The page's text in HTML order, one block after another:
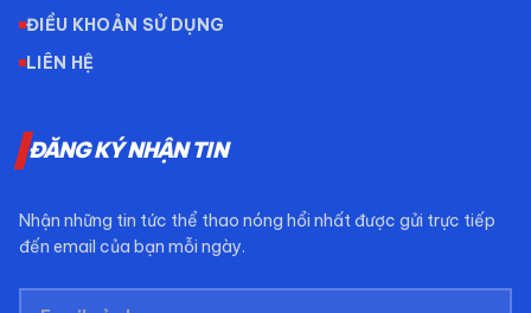
ĐIỀU KHOẢN SỬ DỤNG
LIÊN HỆ
ĐĂNG KÝ NHẬN TIN
Nhận những tin tức thể thao nóng hổi nhất được gửi trực tiếp
đến email của bạn mỗi ngày.